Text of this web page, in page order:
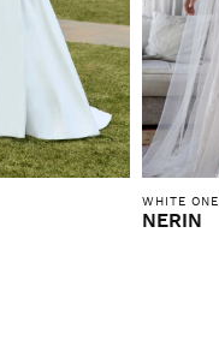
WHITE ONE
NERIN